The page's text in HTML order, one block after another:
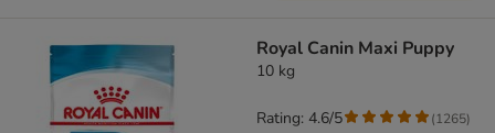
Royal Canin Maxi Puppy
10 kg
Rating: 4.6/5 (1265)